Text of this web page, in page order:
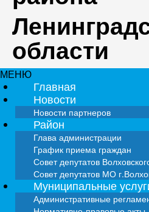
области
МЕНЮ
Главная
Новости
Новости партнеров
Район
Глава администрации
График приема граждан
Совет депутатов
Совет депутатов МО
Муниципальные
Административные